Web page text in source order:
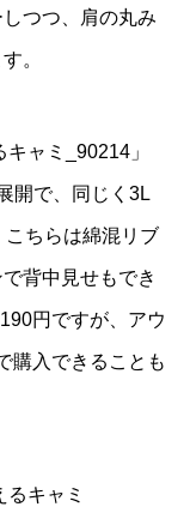
つつ、肩の丸み
。
ャミ_90214」
開で、同じく3L
ちらは綿混リブ
背中見せもでき
円ですが、アウ
購入できることも
キャミ